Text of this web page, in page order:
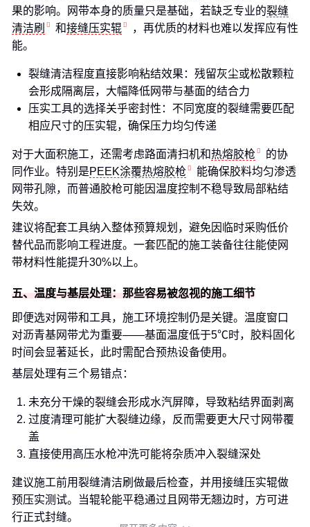
果的影响。网带本身的质量只是基础，若缺乏专业的裂缝
清洁刷
和接缝压实辊
，再优质的材料也难以发挥应有性
能。
裂缝清洁程度直接影响粘结效果：残留灰尘或松散颗粒
会形成隔离层，大幅降低网带与基面的结合力
压实工具的选择关乎密封性：不同宽度的裂缝需要匹配
相应尺寸的压实辊，确保压力均匀传递
对于大面积施工，还需考虑路面清扫机和热熔胶枪
的协
同作业。特别是PEEK涂覆热熔胶枪
能确保胶料均匀渗透
网带孔隙，而普通胶枪可能因温度控制不稳导致局部粘结
失效。
建议将配套工具纳入整体预算规划，避免因临时采购低价
替代品而影响工程进度。一套匹配的施工装备往往能使网
带材料性能提升30%以上。
五、温度与基层处理：那些容易被忽视的施工细节
即便选对网带和工具，施工环境控制仍是关键。温度窗口
对沥青基网带尤为重要——基面温度低于5℃时，胶料固化
时间会显著延长，此时需配合预热设备使用。
基层处理有三个易错点：
未充分干燥的裂缝会形成水汽屏障，导致粘结界面剥离
过度清理可能扩大裂缝边缘，反而需要更大尺寸网带覆
盖
直接使用高压水枪冲洗可能将杂质冲入裂缝深处
建议施工前用裂缝清洁刷做最后检查，并用接缝压实辊做
预压实测试。当辊轮能平稳通过且网带无翘边时，方可进
行正式封缝。